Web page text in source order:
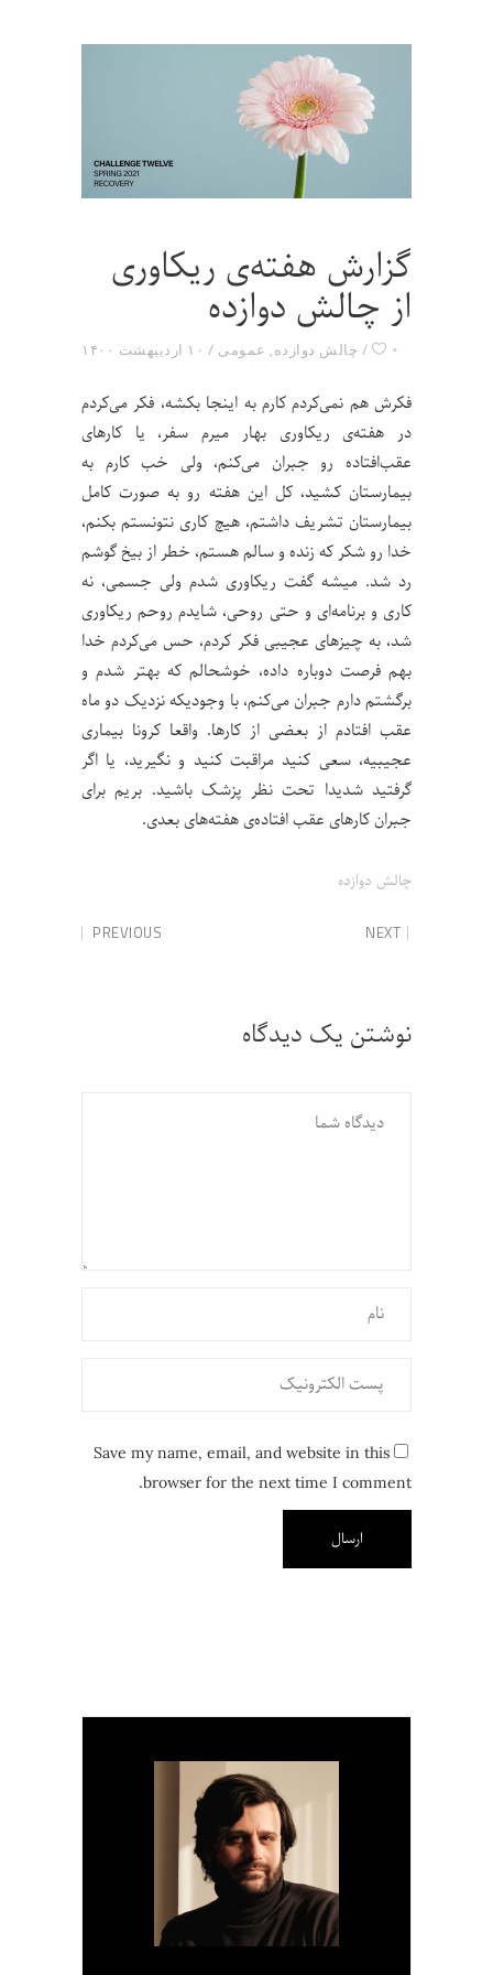
گزارش هفته‌ی ریکاوری
از چالش دوازده
۱۰ اردیبهشت ۱۴۰۰ چالش دوازده, عمومی ۰
فکرش هم نمی‌کردم کارم به اینجا بکشه، فکر می‌کردم
در هفته‌ی ریکاوری بهار میرم سفر، یا کارهای
عقب‌افتاده رو جبران می‌کنم، ولی خب کارم به
بیمارستان کشید، کل این هفته رو به صورت کامل
بیمارستان تشریف داشتم، هیچ کاری نتونستم بکنم،
خدا رو شکر که زنده و سالم هستم، خطر از بیخ گوشم
رد شد. میشه گفت ریکاوری شدم ولی جسمی، نه
کاری و برنامه‌ای و حتی روحی، شایدم روحم ریکاوری
شد، به چیزهای عجیبی فکر کردم، حس می‌کردم خدا
بهم فرصت دوباره داده، خوشحالم که بهتر شدم و
برگشتم دارم جبران می‌کنم، با وجودیکه نزدیک دو ماه
عقب افتادم از بعضی از کارها. واقعا کرونا بیماری
عجیبیه، سعی کنید مراقبت کنید و نگیرید، یا اگر
گرفتید شدیدا تحت نظر پزشک باشید. بریم برای
جبران کارهای عقب افتاده‌ی هفته‌‌های بعدی.
چالش‌ دوازده
PREVIOUS NEXT
نوشتن یک دیدگاه
Save my name, email, and website in this
browser for the next time I comment.